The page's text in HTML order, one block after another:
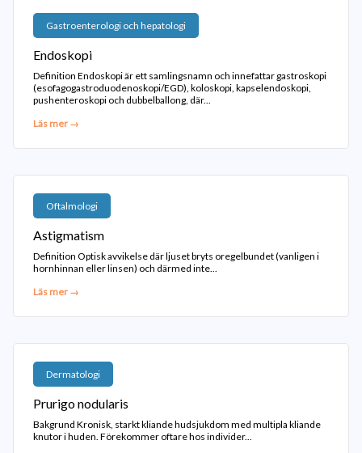
Gastroenterologi och hepatologi
Endoskopi
Definition Endoskopi är ett samlingsnamn och innefattar gastroskopi
(esofagogastroduodenoskopi/EGD), koloskopi, kapselendoskopi,
pushenteroskopi och dubbelballong, där...
Läs mer →
Oftalmologi
Astigmatism
Definition Optisk avvikelse där ljuset bryts oregelbundet (vanligen i
hornhinnan eller linsen) och därmed inte...
Läs mer →
Dermatologi
Prurigo nodularis
Bakgrund Kronisk, starkt kliande hudsjukdom med multipla kliande
knutor i huden. Förekommer oftare hos individer...